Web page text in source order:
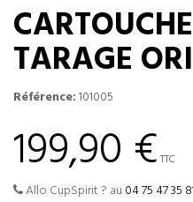
TARAGE
Référence:101005
199,90 € TTC
Allo CupSpirit ? au 04 75 47 35